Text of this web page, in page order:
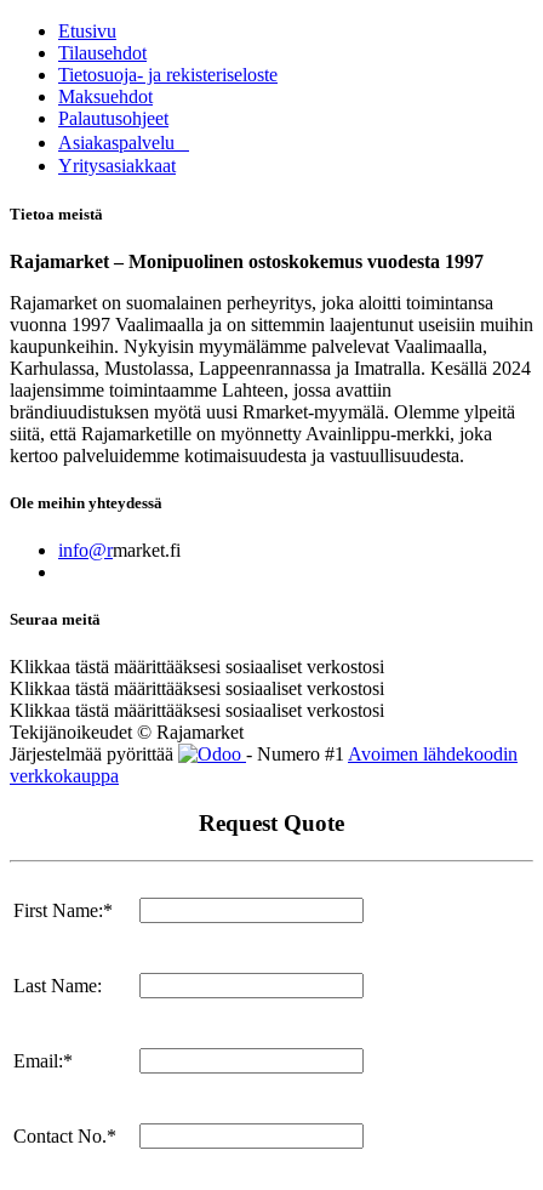
Etusivu
Tilausehdot
Tietosuoja- ja rekisteriseloste
Maksuehdot
Palautusohjeet
Asia​k​aspalvelu
​Yritysasiakkaat
Tietoa meistä
Rajamarket – Monipuolinen ostoskokemus vuodesta 1997
Rajamarket on suomalainen perheyritys, joka aloitti toimintansa
vuonna 1997 Vaalimaalla ja on sittemmin laajentunut useisiin muihin
kaupunkeihin. Nykyisin myymälämme palvelevat Vaalimaalla,
Karhulassa, Mustolassa, Lappeenrannassa ja Imatralla. Kesällä 2024
laajensimme toimintaamme Lahteen, jossa avattiin
brändiuudistuksen myötä uusi Rmarket-myymälä. Olemme ylpeitä
siitä, että Rajamarketille on myönnetty Avainlippu-merkki, joka
kertoo palveluidemme kotimaisuudesta ja vastuullisuudesta.
Ole meihin yhteydessä
info@rmarket.fi
Seuraa meitä
Klikkaa tästä määrittääksesi sosiaaliset verkostosi
Klikkaa tästä määrittääksesi sosiaaliset verkostosi
Klikkaa tästä määrittääksesi sosiaaliset verkostosi
Tekijänoikeudet © Rajamarket
Järjestelmää pyörittää
- Numero #1 Avoimen lähdekoodin
verkkokauppa
Request Quote
First Name:*
Last Name:
Email:*
Contact No.*